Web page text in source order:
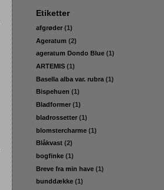
Etiketter
afgrøder (1)
Ageratum (2)
ageratum Dondo Blue (1)
ARTEMIS (1)
Basella alba var. rubra (1)
Bispehuen (1)
Bladformer (1)
bladrossetter (1)
blomstercharme (1)
Blåkvast (2)
bogfinke (1)
Breve fra min have (1)
bunddække (1)